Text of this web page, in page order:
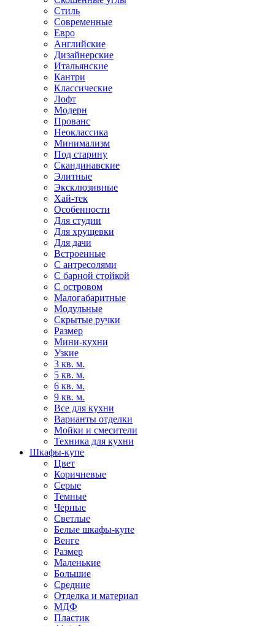
Стиль
Современные
Евро
Английские
Дизайнерские
Итальянские
Кантри
Классические
Лофт
Модерн
Прованс
Неоклассика
Минимализм
Под старину
Скандинавские
Элитные
Эксклюзивные
Хай-тек
Особенности
Для студии
Для хрущевки
Для дачи
Встроенные
С антресолями
С барной стойкой
С островом
Малогабаритные
Модульные
Скрытые ручки
Размер
Мини-кухни
Узкие
3 кв. м.
5 кв. м.
6 кв. м.
9 кв. м.
Все для кухни
Варианты отделки
Мойки и смесители
Техника для кухни
Шкафы-купе
Цвет
Коричневые
Серые
Темные
Черные
Светлые
Белые шкафы-купе
Венге
Размер
Маленькие
Большие
Средние
Отделка и материал
МДФ
Пластик